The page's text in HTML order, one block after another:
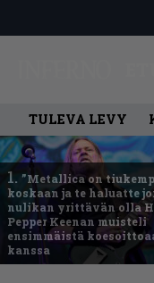
TULEVA LEVY
1. ”Metallica on
koskaan ja te haluatte
nulikan yrittävän olla
Pepper Keenan muisteli
ensimmäistä
kanssa